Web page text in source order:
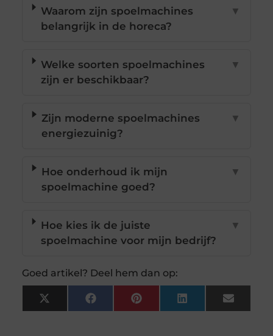
Waarom zijn spoelmachines
belangrijk in de horeca?
▼
Welke soorten spoelmachines
zijn er beschikbaar?
▼
Zijn moderne spoelmachines
energiezuinig?
▼
Hoe onderhoud ik mijn
spoelmachine goed?
▼
Hoe kies ik de juiste
spoelmachine voor mijn bedrijf?
▼
Goed artikel? Deel hem dan op:
X
(Twitter)
FacebookPinterestLinkedInEmail